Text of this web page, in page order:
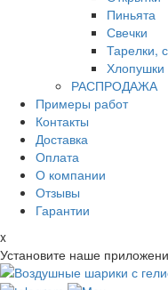
Пиньята
Свечки
Тарелки,
Хлопушки
РАСПРОДАЖА
Примеры работ
Контакты
Доставка
Оплата
О компании
Отзывы
Гарантии
x
Установите наше